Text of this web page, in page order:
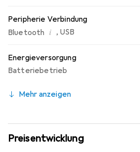
Peripherie Verbindung
Bluetooth i , USB
Energieversorgung
Batteriebetrieb
Mehr anzeigen
Preisentwicklung